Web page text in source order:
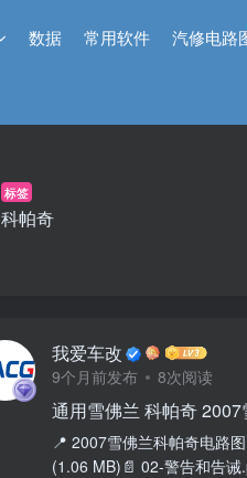
数据 常用软件 汽修电路
标签
科帕奇
我爱车改
9个月前发布 8次阅读
通用雪佛兰 科帕奇
📍 2007雪佛兰科帕奇电路
(1.06 MB)📄 02-警告和告